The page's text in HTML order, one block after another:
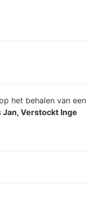
het behalen van een
Jan, Verstockt Inge